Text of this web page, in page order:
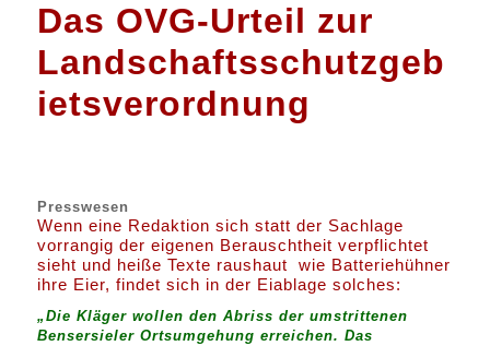
Das OVG-Urteil zur
Landschaftsschutzgeb
ietsverordnung
Presswesen
Wenn eine Redaktion sich statt der Sachlage
vorrangig der eigenen Berauschtheit verpflichtet
sieht und heiße Texte raushaut wie Batteriehühner
ihre Eier, findet sich in der Eiablage solches:
„Die Kläger wollen den Abriss der umstrittenen
Bensersieler Ortsumgehung erreichen. Das